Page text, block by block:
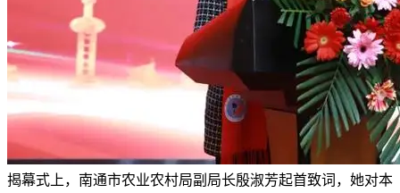
揭幕式上，南通市农业农村局副局长殷淑芳起首致词，她对本